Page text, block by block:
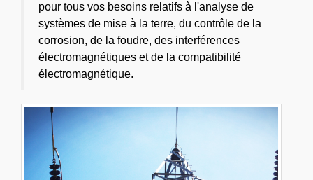
pour tous vos besoins relatifs à l'analyse de
systèmes de mise à la terre, du contrôle de la
corrosion, de la foudre, des interférences
électromagnétiques et de la compatibilité
électromagnétique.